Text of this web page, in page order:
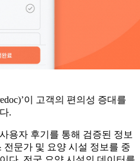
이 고객의 편의성 증대를
.
용자 후기를 통해 검증된 정보
문가 및 요양 시설 정보를 중